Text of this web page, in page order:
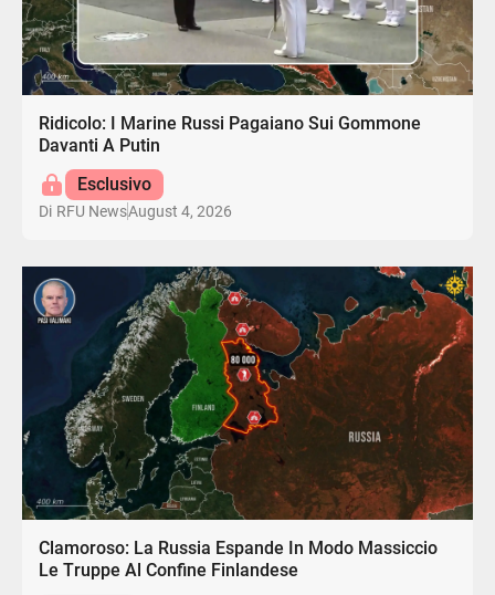
Ridicolo: I Marine Russi Pagaiano Sui Gommone
Davanti A Putin
Esclusivo
Di RFU NewsAugust 4, 2026
Clamoroso: La Russia Espande In Modo Massiccio
Le Truppe Al Confine Finlandese